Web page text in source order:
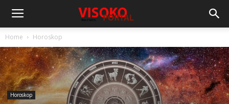
Home Horoskop
Horoskop